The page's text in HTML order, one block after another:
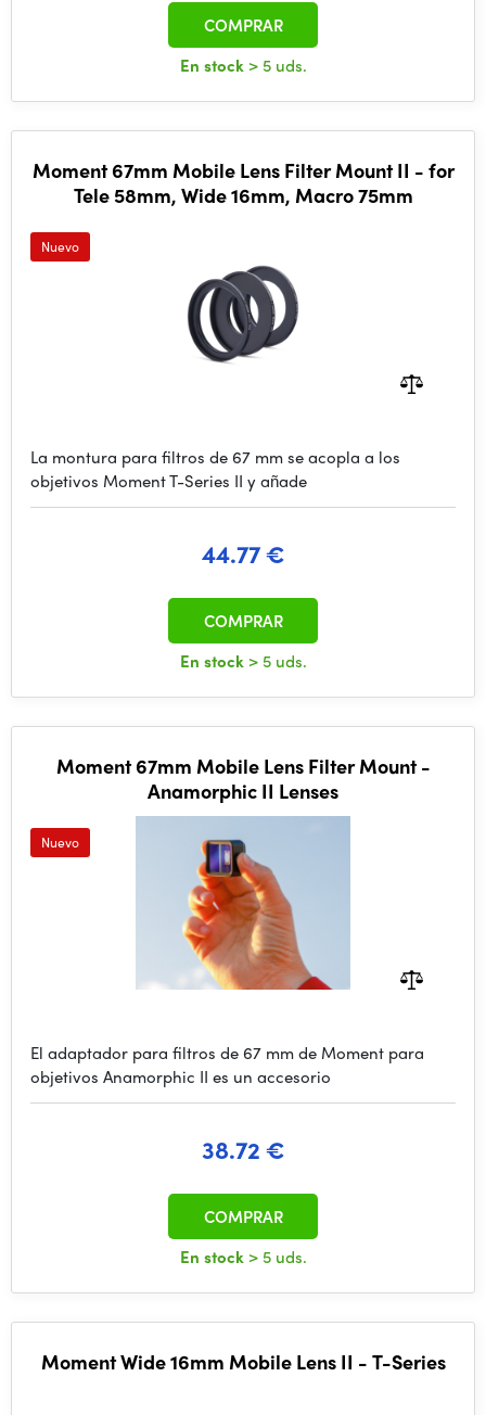
En stock > 5 uds.
COMPRAR
Moment 67mm Mobile Lens Filter Mount II - for
Tele 58mm, Wide 16mm, Macro 75mm
Nuevo
La montura para filtros de 67 mm se acopla a los
objetivos Moment T-Series II y añade
44.77 €
En stock > 5 uds.
COMPRAR
Moment 67mm Mobile Lens Filter Mount -
Anamorphic II Lenses
Nuevo
El adaptador para filtros de 67 mm de Moment para
objetivos Anamorphic II es un accesorio
38.72 €
En stock > 5 uds.
COMPRAR
Moment Wide 16mm Mobile Lens II - T-Series